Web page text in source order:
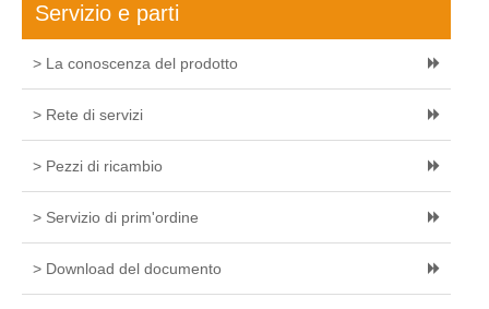
Servizio e parti
> La conoscenza del prodotto
> Rete di servizi
> Pezzi di ricambio
> Servizio di prim'ordine
> Download del documento